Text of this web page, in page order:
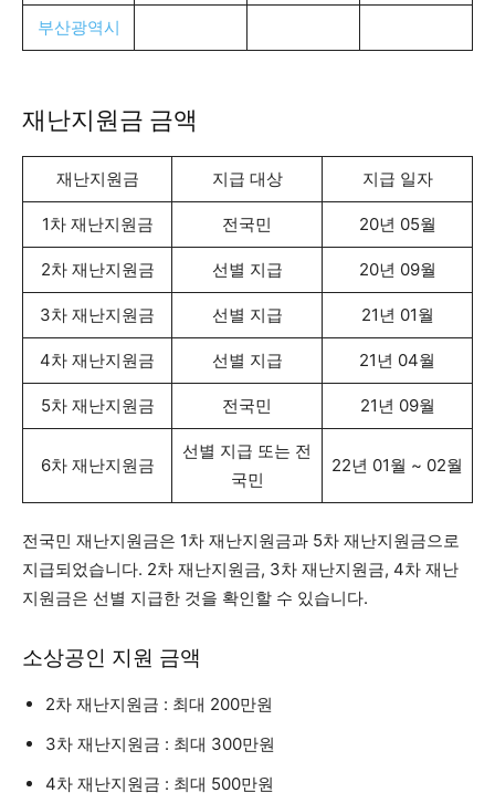
부산광역시
재난지원금 금액
재난지원금 지급 대상 지급 일자
1차 재난지원금 전국민 20년 05월
2차 재난지원금 선별 지급 20년 09월
3차 재난지원금 선별 지급 21년 01월
4차 재난지원금 선별 지급 21년 04월
5차 재난지원금 전국민 21년 09월
6차 재난지원금
선별 지급 또는 전
국민
22년 01월 ~ 02월
전국민 재난지원금은 1차 재난지원금과 5차 재난지원금으로
지급되었습니다. 2차 재난지원금, 3차 재난지원금, 4차 재난
지원금은 선별 지급한 것을 확인할 수 있습니다.
소상공인 지원 금액
2차 재난지원금 : 최대 200만원
3차 재난지원금 : 최대 300만원
4차 재난지원금 : 최대 500만원